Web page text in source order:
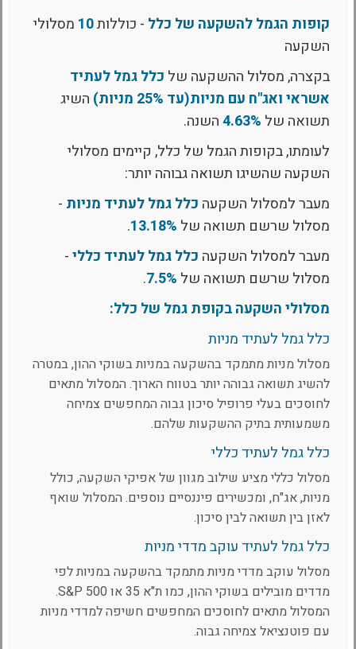
קופות הגמל להשקעה של כלל - כוללות10 מסלולי
השקעה
בקצרה, מסלול ההשקעה של כלל גמל לעתיד
אשראי ואג"ח עם מניות(עד 25% מניות)
השיג
תשואה של 4.63%השנה.
לעומתו, בקופות הגמל של כלל, קיימים מסלולי
השקעה שהשיגו תשואה גבוהה יותר:
מעבר למסלול השקעה כלל גמל לעתיד מניות -
מסלול שרשם תשואה של 13.18%
.
מעבר למסלול השקעה כלל גמל לעתיד כללי-
מסלול שרשם תשואה של 7.5%
.
מסלולי השקעה בקופת גמל של כלל:
כלל גמל לעתיד מניות
מסלול מניות מתמקד בהשקעה במניות בשוקי ההון, במטרה
להשיג תשואה גבוהה יותר בטווח הארוך. המסלול מתאים
לחוסכים בעלי פרופיל סיכון גבוה המחפשים צמיחה
משמעותית בתיק ההשקעות שלהם.
כלל גמל לעתיד כללי
מסלול כללי מציע שילוב מגוון של אפיקי השקעה, כולל
מניות, אג"ח, ומכשירים פיננסיים נוספים. המסלול שואף
לאזן בין תשואה לבין סיכון.
כלל גמל לעתיד עוקב מדדי מניות
מסלול עוקב מדדי מניות מתמקד בהשקעה במניות לפי
מדדים מובילים בשוקי ההון, כמו ת"א 35 או S&P 500.
המסלול מתאים לחוסכים המחפשים חשיפה למדדי מניות
עם פוטנציאל צמיחה גבוה.